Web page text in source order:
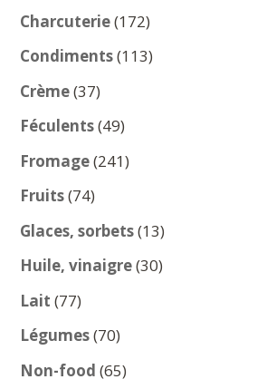
Charcuterie 172172
produits
Condiments 113113
Crème 3737
produits
Féculents 4949
produits
Fromage 241241
Fruits 7474
produits
Glaces, sorbets 1313
produits
Huile, vinaigre 3030
Lait 7777
produits
Légumes 7070
produits
Non-food 6565